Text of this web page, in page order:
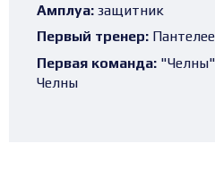
Амплуа: защитник
Первый тренер:
Первая команда:
Челны